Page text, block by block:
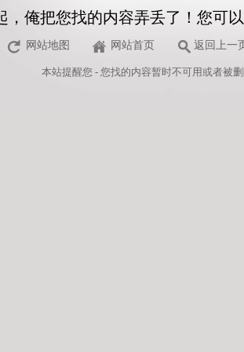
，俺把您找的内容弄丢了！您可
网站地图 网站首页 返回上一
本站提醒您 - 您找的内容暂时不可用或者被删